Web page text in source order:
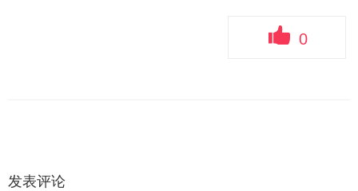
0
发表评论